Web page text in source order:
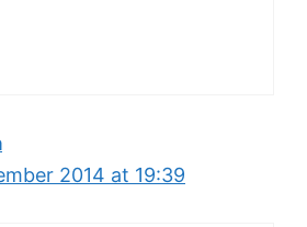
2014 at 19:39